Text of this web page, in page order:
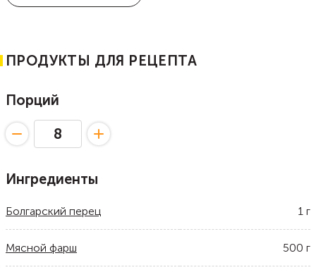
ПРОДУКТЫ ДЛЯ РЕЦЕПТА
Порций
Ингредиенты
Болгарский перец 1 г
Мясной фарш 500 г